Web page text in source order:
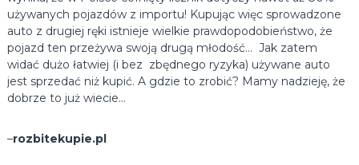
używanych pojazdów z importu! Kupując więc sprowadzone
auto z drugiej ręki istnieje wielkie prawdopodobieństwo, że
pojazd ten przeżywa swoją drugą młodość… Jak zatem
widać dużo łatwiej (i bez zbędnego ryzyka) używane auto
jest sprzedać niż kupić. A gdzie to zrobić? Mamy nadzieję, że
dobrze to już wiecie…
–rozbitekupie.pl